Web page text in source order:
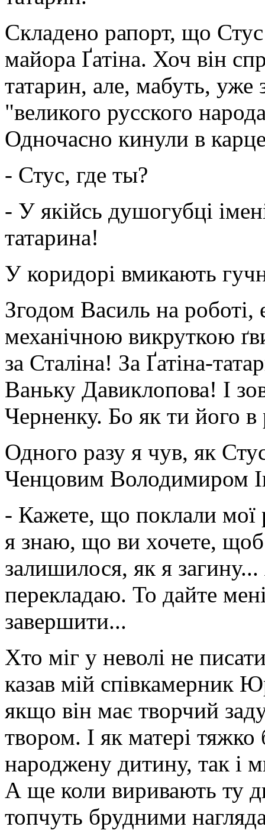
Складено рапорт, що Стус
майора Ґатіна. Хоч він
татарин, але, мабуть, уже
"великого русского
Одночасно кинули в
- Стус, где ты?
- У якійсь душогубці
татарина!
У коридорі вмикають
Згодом Василь на роботі,
механічною викруткою
за Сталіна! За Ґатіна-
Ваньку Давиклопова! І
Черненку. Бо як ти його
Одного разу я чув, як
Ченцовим Володимиром
- Кажете, що поклали мої
я знаю, що ви хочете, щоб
залишилося, як я
перекладаю. То дайте
завершити...
Хто міг у неволі не
казав мій співкамерник
якщо він має творчий
твором. І як матері
народжену дитину, так і
А ще коли виривають ту
топчуть брудними